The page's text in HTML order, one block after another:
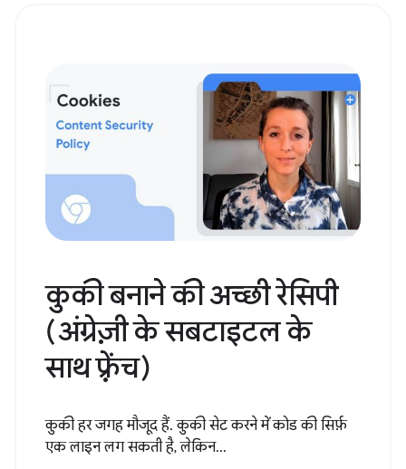
कुकी बनाने की अच्छी रेसिपी
(अंग्रेज़ी के सबटाइटल के
साथ फ़्रेंच)
कुकी हर जगह मौजूद हैं. कुकी सेट करने में कोड की सिर्फ़
एक लाइन लग सकती है, लेकिन...